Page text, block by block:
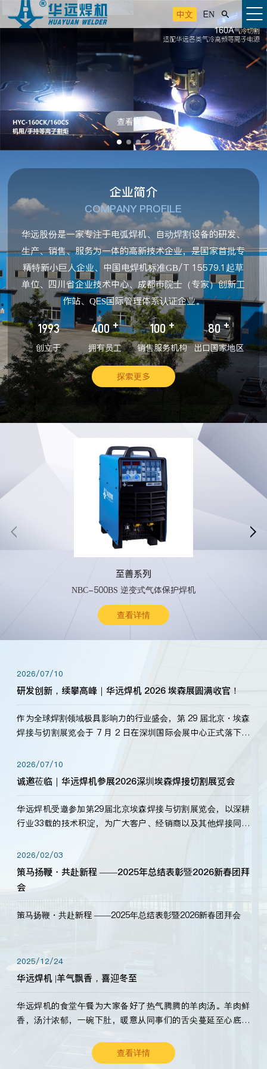
中文 EN 
查看详情
企业简介
COMPANY PROFILE
华远股份是一家专注于电弧焊机、自动焊割设备的研发、
生产、销售、服务为一体的高新技术企业，是国家首批专
精特新小巨人企业、中国电焊机标准GB/T 15579.1起草
单位、四川省企业技术中心、成都市院士（专家）创新工
作站、QES国际管理体系认证企业。
1993
创立于
400 +
拥有员工
100 +
销售服务机构
80 +
出口国家地区
探索更多
至善系列
NBC-500BS 逆变式气体保护焊机
查看详情
 
2026/07/10
研发创新，续攀高峰｜华远焊机 2026 埃森展圆满收官！
作为全球焊割领域极具影响力的行业盛会，第 29 届北京・埃森
焊接与切割展览会于 7 月 2 日在深圳国际会展中心正式落下帷
标准，持之以恒研发新产品、新技术。新老客户、行业伙伴、
海内外客户为目睹公司发布的新产…
2026/07/10
诚邀莅临｜华远焊机参展2026深圳埃森焊接切割展览会
华远焊机受邀参加第29届北京埃森焊接与切割展览会，以深耕
行业33载的技术积淀，为广大客户、经销商以及其他焊接同仁
2026/02/03
策马扬鞭・共赴新程 ——2025年总结表彰暨2026新春团拜
会
策马扬鞭・共赴新程 ——2025年总结表彰暨2026新春团拜会
2025/12/24
华远焊机 |羊气飘香，喜迎冬至
华远焊机的食堂午餐为大家备好了热气腾腾的羊肉汤。羊肉鲜
香，汤汁浓郁，一碗下肚，暖意从同事们的舌尖蔓延至心底。
查看详情